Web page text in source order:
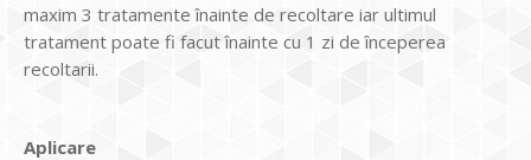
maxim 3 tratamente înainte de recoltare iar ultimul
tratament poate fi facut înainte cu 1 zi de începerea
recoltarii.
Aplicare